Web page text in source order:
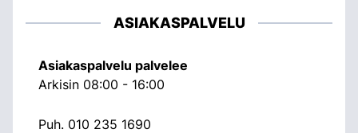
ASIAKASPALVELU
Asiakaspalvelu palvelee
Arkisin 08:00 - 16:00
Puh. 010 235 1690